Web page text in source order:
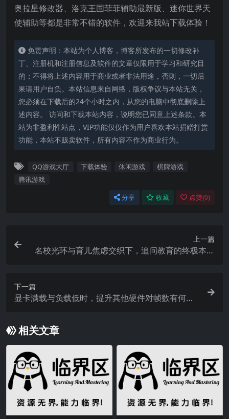
奥拉星修改器、洛克王国菲菲辅助最新版、迷你世界天
使辅助等都是非常不错的软件，欢迎来我站下载体验！
免责声明：本站为个人博客，博客所发布的一切修改补
丁、注册机和注册信息及软件的文章仅限用于学习和研究目
的；不得将上述内容用于商业或者非法用途，否则，一切后
果请用户自负。本站信息来自网络，版权争议与本站无关，
您必须在下载后的24个小时之内，从您的电脑中彻底删除上
述内容。 访问和下载本站内容，说明您已同意上述条款。本
站为非盈利性站点，VIP功能仅仅作为用户喜欢本站捐赠打赏
功能，本站不贩卖软件，所有内容不作为商业行为。
QQ游戏大厅 下载体验 休闲游戏
棋牌游戏
腾讯游戏
分享 收藏 点赞(0)
上一篇
名校光环与育儿焦虑交织下，追问教育的终极本质
下一篇
显卡满载与负载低时，提升其他硬件对帧数有何影
相关文章